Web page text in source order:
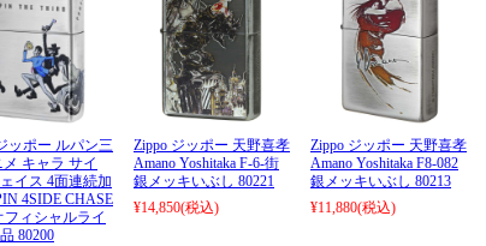
ッポー ルパン三
キャラ サイ
イス 4面連続加
4SIDE CHASE
フィシャルライ
80200
Zippo ジッポー 天野喜孝
Amano Yoshitaka F-6-街
銀メッキいぶし 80221
¥14,850(税込)
Zippo ジッポー 天野喜孝
Amano Yoshitaka F8-082
銀メッキいぶし 80213
¥11,880(税込)